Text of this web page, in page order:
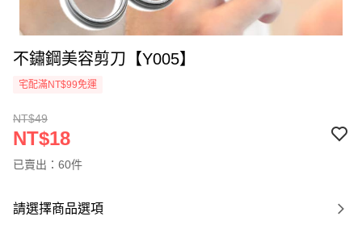
不鏽鋼美容剪刀【Y005】
宅配滿NT$99免運
NT$49
NT$18
已賣出：60件
請選擇商品選項